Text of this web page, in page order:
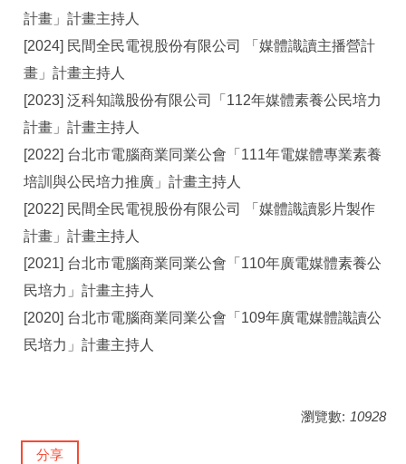
計畫」計畫主持人
[2024] 民間全民電視股份有限公司 「媒體識讀主播營計
畫」計畫主持人
[2023] 泛科知識股份有限公司「112年媒體素養公民培力
計畫」計畫主持人
[2022] 台北市電腦商業同業公會「111年電媒體專業素養
培訓與公民培力推廣」計畫主持人
[2022] 民間全民電視股份有限公司 「媒體識讀影片製作
計畫」計畫主持人
[2021] 台北市電腦商業同業公會「110年廣電媒體素養公
民培力」計畫主持人
[2020] 台北市電腦商業同業公會「109年廣電媒體識讀公
民培力」計畫主持人
瀏覽數: 10928
分享